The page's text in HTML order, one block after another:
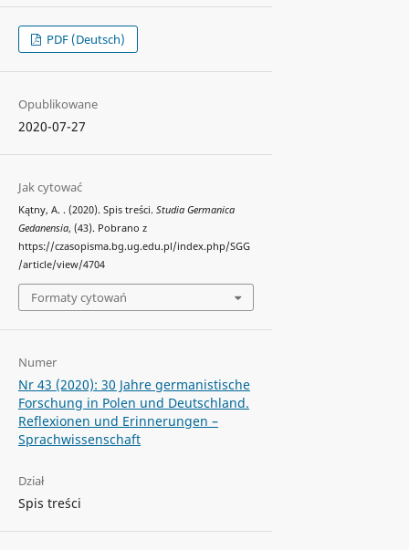
PDF (Deutsch)
Opublikowane
2020-07-27
Jak cytować
Kątny, A. . (2020). Spis treści. Studia Germanica
Gedanensia, (43). Pobrano z
https://czasopisma.bg.ug.edu.pl/index.php/SGG
/article/view/4704
Formaty cytowań
Numer
Nr 43 (2020): 30 Jahre germanistische
Forschung in Polen und Deutschland.
Reflexionen und Erinnerungen –
Sprachwissenschaft
Dział
Spis treści